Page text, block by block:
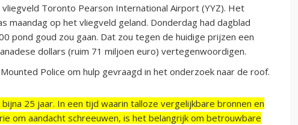
Toronto Pearson International Airport (YYZ). Het
maandag op het vliegveld geland. Donderdag had dagblad
pond goud zou gaan. Dat zou tegen de huidige prijzen een
dollars (ruim 71 miljoen euro) vertegenwoordigen.
Police om hulp gevraagd in het onderzoek naar de roof.
25 jaar. In een tijd waarin talloze vergelijkbare bronnen en
om aandacht schreeuwen, is het belangrijk om betrouwbare